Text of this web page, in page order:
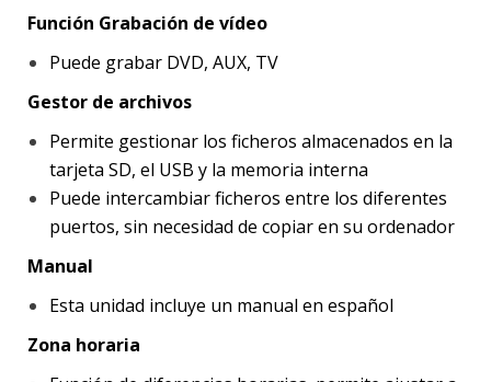
Función Grabación de vídeo
Puede grabar DVD, AUX, TV
Gestor de archivos
Permite gestionar los ficheros almacenados en la
tarjeta SD, el USB y la memoria interna
Puede intercambiar ficheros entre los diferentes
puertos, sin necesidad de copiar en su ordenador
Manual
Esta unidad incluye un manual en español
Zona horaria